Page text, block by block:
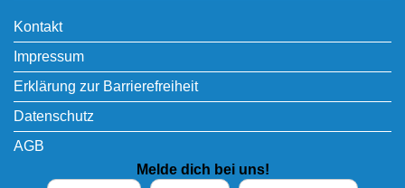
Kontakt
Impressum
Erklärung zur Barrierefreiheit
Datenschutz
AGB
Melde dich bei uns!